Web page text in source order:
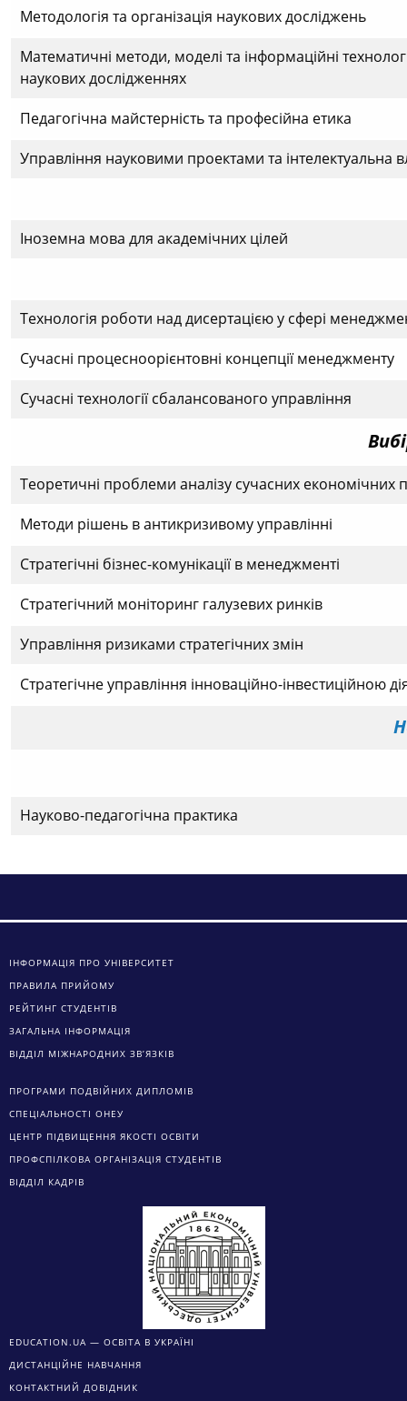
Методологія та організація наукових досліджень
Математичні методи, моделі та інформаційні
наукових дослідженнях
Педагогічна майстерність та професійна етика
Управління науковими проектами та інтелектуальна
Іноземна мова для академічних цілей
Технологія роботи над дисертацією у сфері
Сучасні процесноорієнтовні концепції менеджменту
Сучасні технології сбалансованого управління
Теоретичні проблеми аналізу сучасних економічних
Методи рішень в антикризивому управлінні
Стратегічні бізнес-комунікації в менеджменті
Стратегічний моніторинг галузевих ринків
Управління ризиками стратегічних змін
Стратегічне управління інноваційно-інвестиційною
Науково-педагогічна практика
ІНФОРМАЦІЯ ПРО УНІВЕРСИТЕТ
ПРАВИЛА ПРИЙОМУ
РЕЙТИНГ СТУДЕНТІВ
ЗАГАЛЬНА ІНФОРМАЦІЯ
ВІДДІЛ МІЖНАРОДНИХ ЗВ’ЯЗКІВ
ПРОГРАМИ ПОДВІЙНИХ ДИПЛОМІВ
СПЕЦІАЛЬНОСТІ ОНЕУ
ЦЕНТР ПІДВИЩЕННЯ ЯКОСТІ ОСВІТИ
ПРОФСПІЛКОВА ОРГАНІЗАЦІЯ СТУДЕНТІВ
ВІДДІЛ КАДРІВ
EDUCATION.UA — ОСВІТА В УКРАЇНІ
ДИСТАНЦІЙНЕ НАВЧАННЯ
КОНТАКТНИЙ ДОВІДНИК